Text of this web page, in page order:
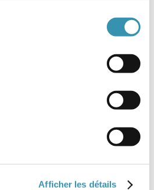
Afficher les détails